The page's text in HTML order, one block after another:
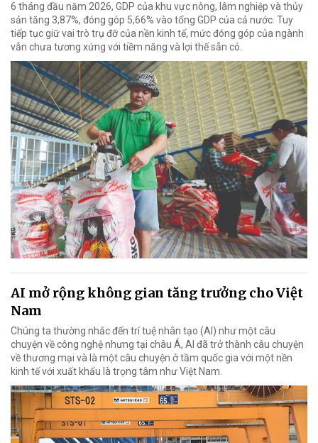
6 tháng đầu năm 2026, GDP của khu vực nông, lâm nghiệp và thủy
sản tăng 3,87%, đóng góp 5,66% vào tổng GDP của cả nước. Tuy
tiếp tục giữ vai trò trụ đỡ của nền kinh tế, mức đóng góp của ngành
vẫn chưa tương xứng với tiềm năng và lợi thế sẵn có.
AI mở rộng không gian tăng trưởng cho Việt
Nam
Chúng ta thường nhắc đến trí tuệ nhân tạo (AI) như một câu
chuyện về công nghệ nhưng tại châu Á, AI đã trở thành câu chuyện
về thương mại và là một câu chuyện ở tầm quốc gia với một nền
kinh tế với xuất khẩu là trọng tâm như Việt Nam.